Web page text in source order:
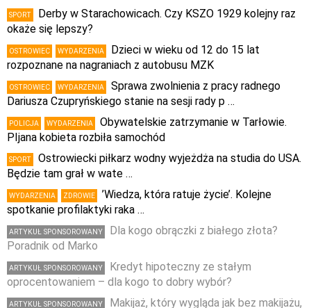
SPORT
Derby w Starachowicach. Czy KSZO 1929 kolejny raz
okaże się lepszy?
OSTROWIEC WYDARZENIA
Dzieci w wieku od 12 do 15 lat
rozpoznane na nagraniach z autobusu MZK
OSTROWIEC WYDARZENIA
Sprawa zwolnienia z pracy radnego
Dariusza Czupryńskiego stanie na sesji rady p …
POLICJA WYDARZENIA
Obywatelskie zatrzymanie w Tarłowie.
PIjana kobieta rozbiła samochód
SPORT
Ostrowiecki piłkarz wodny wyjeżdża na studia do USA.
Będzie tam grał w wate …
WYDARZENIA ZDROWIE
’Wiedza, która ratuje życie’. Kolejne
spotkanie profilaktyki raka …
ARTYKUŁ SPONSOROWANY
Dla kogo obrączki z białego złota?
Poradnik od Marko
ARTYKUŁ SPONSOROWANY
Kredyt hipoteczny ze stałym
oprocentowaniem – dla kogo to dobry wybór?
ARTYKUŁ SPONSOROWANY Makijaż, który wygląda jak bez makijażu,